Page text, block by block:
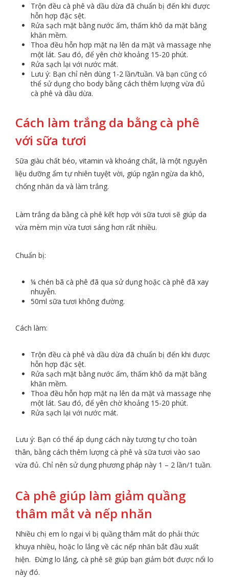
Trộn đều cà phê và dầu dừa đã chuẩn bị đến khi được
hỗn hợp đặc sệt.
Rửa sạch mặt bằng nước ấm, thấm khô da mặt bằng
khăn mềm.
Thoa đều hỗn hợp mặt nạ lên da mặt và massage nhẹ
một lát. Sau đó, để yên chờ khoảng 15-20 phút.
Rửa sạch lại với nước mát.
Lưu ý: Bạn chỉ nên dùng 1-2 lần/tuần. Và bạn cũng có
thể sử dụng cho body bằng cách thêm lượng vừa đủ
cà phê và dầu dừa.
Cách làm trắng da bằng cà phê
với sữa tươi
Sữa giàu chất béo, vitamin và khoáng chất, là một nguyên
liệu dưỡng ẩm tự nhiên tuyệt vời, giúp ngăn ngừa da khô,
chống nhăn da và làm trắng.
Làm trắng da bằng cà phê kết hợp với sữa tươi sẽ giúp da
vừa mèm mịn vừa tươi sáng hơn rất nhiều.
Chuẩn bị:
¼ chén bã cà phê đã qua sử dụng hoặc cà phê đã xay
nhuyễn.
50ml sữa tươi không đường.
Cách làm:
Trộn đều cà phê và dầu dừa đã chuẩn bị đến khi được
hỗn hợp đặc sệt.
Rửa sạch mặt bằng nước ấm, thấm khô da mặt bằng
khăn mềm.
Thoa đều hỗn hợp mặt nạ lên da mặt và massage nhẹ
một lát. Sau đó, để yên chờ khoảng 15-20 phút.
Rửa sạch lại với nước mát.
Lưu ý: Bạn có thể áp dụng cách này tương tự cho toàn
thân, bằng cách thêm lượng cà phê và sữa tươi vào sao
vừa đủ. Chỉ nên sử dụng phương pháp này 1 – 2 lần/1 tuần.
Cà phê giúp làm giảm quầng
thâm mắt và nếp nhăn
Nhiều chị em lo ngại vì bị quầng thâm mắt do phải thức
khuya nhiều, hoặc lo lắng về các nếp nhăn bắt đầu xuất
hiện. Đừng lo lắng, cà phê sẽ giúp bạn giảm bớt được nổi lo
này đó.